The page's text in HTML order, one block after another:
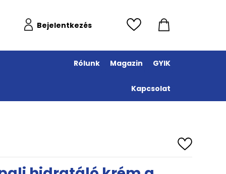
Bejelentkezés
Rólunk Magazin GYIK
Kapcsolat